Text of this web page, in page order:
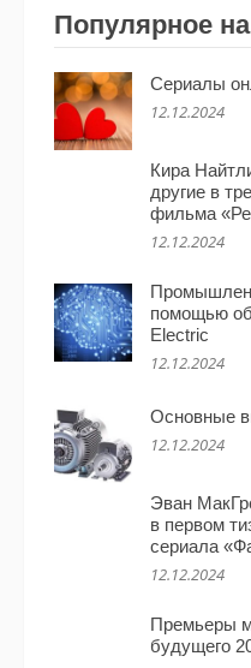
Популярное
Сериалы
12.12.2024
Кира
другие в
фильма
12.12.2024
помощью
Electric
12.12.2024
Основные
12.12.2024
Эван
в первом
сериала
12.12.2024
Премьеры
будущего